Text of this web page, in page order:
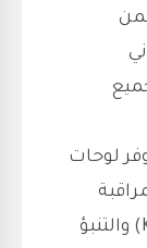
لوحات
مؤشرات الأداء الرئيسية (KPIs) والتنبؤ